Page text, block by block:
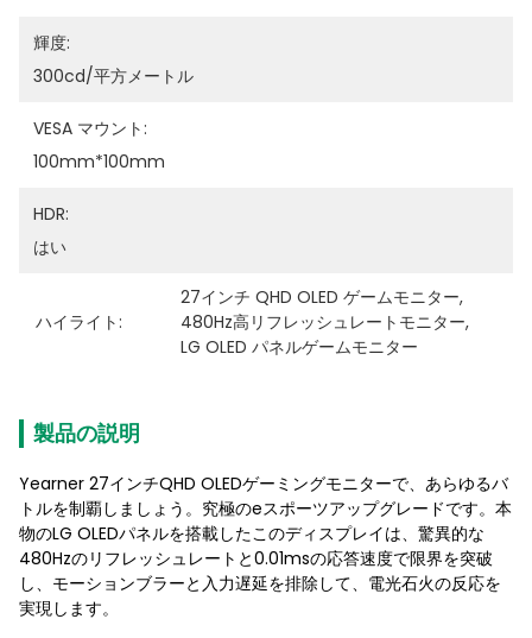
輝度:
300cd/平方メートル
VESA マウント:
100mm*100mm
HDR:
はい
ハイライト:
27インチ QHD OLED ゲームモニター,
480Hz高リフレッシュレートモニター,
LG OLED パネルゲームモニター
製品の説明
Yearner 27インチQHD OLEDゲーミングモニターで、あらゆるバ
トルを制覇しましょう。究極のeスポーツアップグレードです。本
物のLG OLEDパネルを搭載したこのディスプレイは、驚異的な
480Hzのリフレッシュレートと0.01msの応答速度で限界を突破
し、モーションブラーと入力遅延を排除して、電光石火の反応を
実現します。